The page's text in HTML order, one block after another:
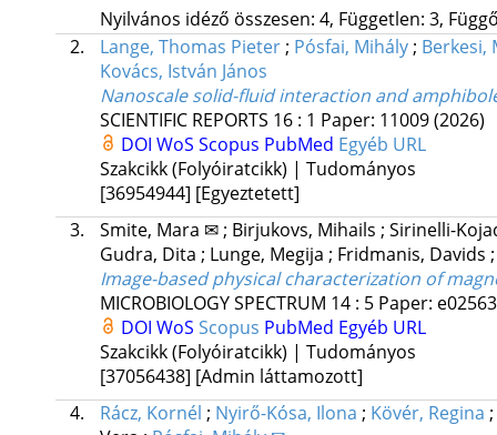
Nyilvános idéző összesen: 4, Független: 3,
2.
Lange, Thomas Pieter; Pósfai, Mihály; Berkesi,
Kovács, István János
Nanoscale solid-fluid interaction and
SCIENTIFIC REPORTS 16: 1 Paper: 11009(2026)
DOI WoS Scopus PubMed Egyéb URL
Szakcikk (Folyóiratcikk) | Tudományos
[36954944] [Egyeztetett]
3.
Smite, Mara ✉; Birjukovs, Mihails ; Sirinelli-
Gudra, Dita ; Lunge, Megija ; Fridmanis, Davids
Image-based physical characterization of
MICROBIOLOGY SPECTRUM 14: 5 Paper:
DOI WoS Scopus PubMed Egyéb URL
Szakcikk (Folyóiratcikk) | Tudományos
[37056438] [Admin láttamozott]
4.
Rácz, Kornél ; Nyirő-Kósa, Ilona ; Kövér, Regina ;